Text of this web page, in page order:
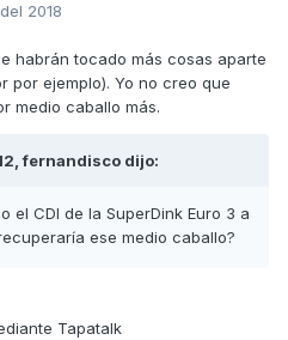
2018
habrán tocado más cosas aparte
por ejemplo). Yo no creo que
medio caballo más.
fernandisco dijo:
el CDI de la SuperDink Euro 3 a
ese medio caballo?
Tapatalk